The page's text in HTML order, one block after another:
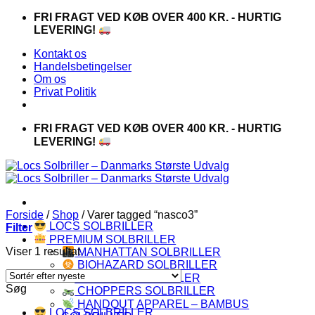
FortsætFRI FRAGT VED KØB OVER 400 KR. - HURTIG
LEVERING!
Kontakt os
Handelsbetingelser
Om os
Privat Politik
FRI FRAGT VED KØB OVER 400 KR. - HURTIG
LEVERING!
LOCS SOLBRILLER
PREMIUM SOLBRILLER
MANHATTAN SOLBRILLER
BIOHAZARD SOLBRILLER
CAPRAIA SOLBRILLER
CHOPPERS SOLBRILLER
HANDOUT APPAREL – BAMBUS
Forside / Shop /Varer tagged “nasco3”
Filter
Viser 1 resultat
Søg